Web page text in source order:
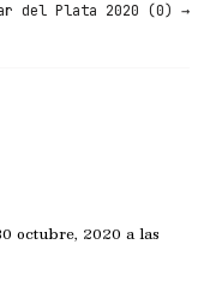
del Plata 2020 (0) →
octubre, 2020 a las